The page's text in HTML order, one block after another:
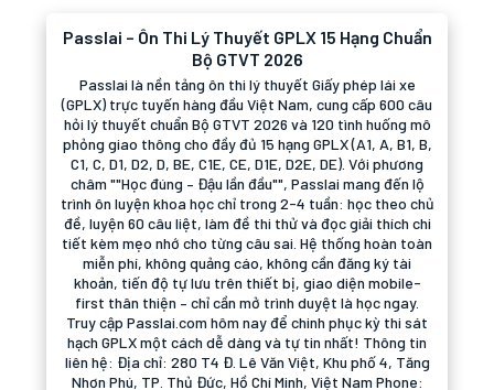
Passlai – Ôn Thi Lý Thuyết GPLX 15 Hạng Chuẩn
Bộ GTVT 2026
Passlai là nền tảng ôn thi lý thuyết Giấy phép lái xe
(GPLX) trực tuyến hàng đầu Việt Nam, cung cấp 600 câu
hỏi lý thuyết chuẩn Bộ GTVT 2026 và 120 tình huống mô
phỏng giao thông cho đầy đủ 15 hạng GPLX (A1, A, B1, B,
C1, C, D1, D2, D, BE, C1E, CE, D1E, D2E, DE). Với phương
châm ""Học đúng – Đậu lần đầu"", Passlai mang đến lộ
trình ôn luyện khoa học chỉ trong 2-4 tuần: học theo chủ
đề, luyện 60 câu liệt, làm đề thi thử và đọc giải thích chi
tiết kèm mẹo nhớ cho từng câu sai. Hệ thống hoàn toàn
miễn phí, không quảng cáo, không cần đăng ký tài
khoản, tiến độ tự lưu trên thiết bị, giao diện mobile-
first thân thiện – chỉ cần mở trình duyệt là học ngay.
Truy cập Passlai.com hôm nay để chinh phục kỳ thi sát
hạch GPLX một cách dễ dàng và tự tin nhất! Thông tin
liên hệ: Địa chỉ: 280 T4 Đ. Lê Văn Việt, Khu phố 4, Tăng
Nhơn Phú, TP. Thủ Đức, Hồ Chí Minh, Việt Nam Phone: